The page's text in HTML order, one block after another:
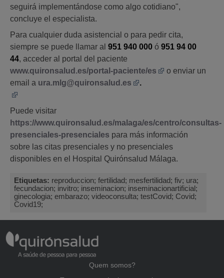
seguirá implementándose como algo cotidiano",
concluye el especialista.
Para cualquier duda asistencial o para pedir cita,
siempre se puede llamar al 951 940 000 ó 951 94 00
44, acceder al portal del paciente
www.quironsalud.es/portal-paciente/es
o enviar un
email a ura.mlg@quironsalud.es .
Puede visitar
https://www.quironsalud.es/malaga/es/centro/consultas-
presenciales-presenciales para más información
sobre las citas presenciales y no presenciales
disponibles en el Hospital Quirónsalud Málaga.
Etiquetas: reproduccion; fertilidad; mesfertilidad; fiv; ura;
fecundacion; invitro; inseminacion; inseminacionartificial;
ginecologia; embarazo; videoconsulta; testCovid; Covid;
Covid19;
Quem somos?